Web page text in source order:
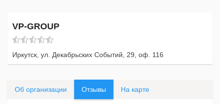
VP-GROUP
Иркутск, ул. Декабрьских Событий, 29, оф. 116
Об организации Отзывы На карте